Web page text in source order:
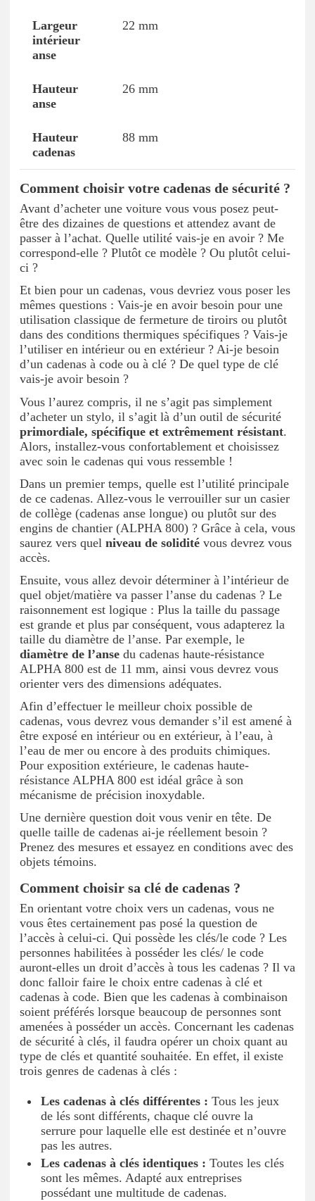
22 mm
26 mm
88 mm
Comment choisir votre cadenas de sécurité ?
Avant d’acheter une voiture vous vous posez peut-
être des dizaines de questions et attendez avant de
passer à l’achat. Quelle utilité vais-je en avoir ? Me
correspond-elle ? Plutôt ce modèle ? Ou plutôt celui-
ci ?
Et bien pour un cadenas, vous devriez vous poser les
mêmes questions : Vais-je en avoir besoin pour une
utilisation classique de fermeture de tiroirs ou plutôt
dans des conditions thermiques spécifiques ? Vais-je
l’utiliser en intérieur ou en extérieur ? Ai-je besoin
d’un cadenas à code ou à clé ? De quel type de clé
vais-je avoir besoin ?
Vous l’aurez compris, il ne s’agit pas simplement
d’acheter un stylo, il s’agit là d’un outil de sécurité
primordiale, spécifique et extrêmement résistant.
Alors, installez-vous confortablement et choisissez
avec soin le cadenas qui vous ressemble !
Dans un premier temps, quelle est l’utilité principale
de ce cadenas. Allez-vous le verrouiller sur un casier
de collège (cadenas anse longue) ou plutôt sur des
engins de chantier (ALPHA 800) ? Grâce à cela, vous
saurez vers quel niveau de solidité vous devrez vous
accès.
Ensuite, vous allez devoir déterminer à l’intérieur de
quel objet/matière va passer l’anse du cadenas ? Le
raisonnement est logique : Plus la taille du passage
est grande et plus par conséquent, vous adapterez la
taille du diamètre de l’anse. Par exemple, le
diamètre de l’anse du cadenas haute-résistance
ALPHA 800 est de 11 mm, ainsi vous devrez vous
orienter vers des dimensions adéquates.
Afin d’effectuer le meilleur choix possible de
cadenas, vous devrez vous demander s’il est amené à
être exposé en intérieur ou en extérieur, à l’eau, à
l’eau de mer ou encore à des produits chimiques.
Pour exposition extérieure, le cadenas haute-
résistance ALPHA 800 est idéal grâce à son
mécanisme de précision inoxydable.
Une dernière question doit vous venir en tête. De
quelle taille de cadenas ai-je réellement besoin ?
Prenez des mesures et essayez en conditions avec des
objets témoins.
Comment choisir sa clé de cadenas ?
En orientant votre choix vers un cadenas, vous ne
vous êtes certainement pas posé la question de
l’accès à celui-ci. Qui possède les clés/le code ? Les
personnes habilitées à posséder les clés/ le code
auront-elles un droit d’accès à tous les cadenas ? Il va
donc falloir faire le choix entre cadenas à clé et
cadenas à code. Bien que les cadenas à combinaison
soient préférés lorsque beaucoup de personnes sont
amenées à posséder un accès. Concernant les cadenas
de sécurité à clés, il faudra opérer un choix quant au
type de clés et quantité souhaitée. En effet, il existe
trois genres de cadenas à clés :
Les cadenas à clés différentes : Tous les jeux
de lés sont différents, chaque clé ouvre la
serrure pour laquelle elle est destinée et n’ouvre
pas les autres.
Les cadenas à clés identiques : Toutes les clés
sont les mêmes. Adapté aux entreprises
possédant une multitude de cadenas.